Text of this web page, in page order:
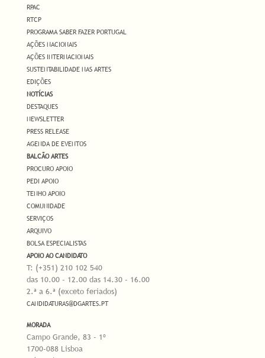
RPAC
RTCP
PROGRAMA SABER FAZER PORTUGAL
AÇÕES NACIONAIS
AÇÕES INTERNACIONAIS
SUSTENTABILIDADE NAS ARTES
EDIÇÕES
NOTÍCIAS
DESTAQUES
NEWSLETTER
PRESS RELEASE
AGENDA DE EVENTOS
BALCÃO ARTES
PROCURO APOIO
PEDI APOIO
TENHO APOIO
COMUNIDADE
SERVIÇOS
ARQUIVO
BOLSA ESPECIALISTAS
APOIO AO CANDIDATO
T: (+351) 210 102 540
das 10.00 - 12.00 das 14.30 - 16.00
2.ª a 6.ª (exceto feriados)
CANDIDATURAS@DGARTES.PT
MORADA
Campo Grande, 83 - 1º
1700-088 Lisboa